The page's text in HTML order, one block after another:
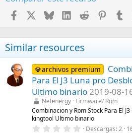
Facebook BlueskyLinkedInReddit
Similar resources
💎archivos premium
Para El J3 Luna pro
Ultimo binario 2019-08-
Netenergy Firmware/ Rom
Combinacion y Rom Stock Para El
kingtool Ultimo binario
0 Descargas 2